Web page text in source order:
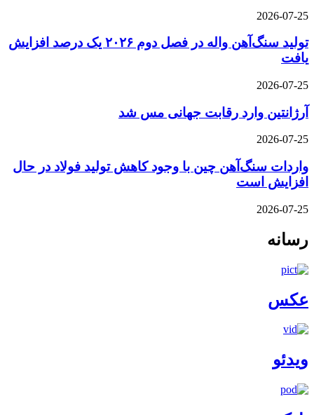
2026-07-25
تولید سنگ‌آهن واله در فصل دوم ۲۰۲۶ یک درصد افزایش
یافت
2026-07-25
آرژانتین وارد رقابت جهانی مس شد
2026-07-25
واردات سنگ‌آهن چین با وجود کاهش تولید فولاد در حال
افزایش است
2026-07-25
رسانه
عکس
ویدئو